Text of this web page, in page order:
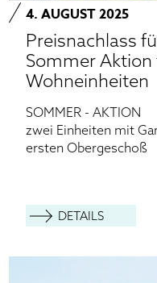
4. AUGUST 2025
Preisnachlass
Sommer
Wohneinheiten
SOMMER - AKTION
zwei Einheiten mit
ersten Obergeschoß
DETAILS